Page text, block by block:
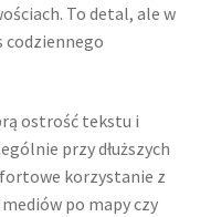
To detal, ale w
codziennego
ostrość tekstu i
przy dłuższych
korzystanie z
po mapy czy